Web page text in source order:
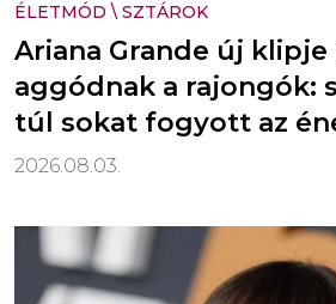
ÉLETMÓD \ SZTÁROK
Ariana Grande új
aggódnak a rajongók:
túl sokat fogyott az
2026.08.03.